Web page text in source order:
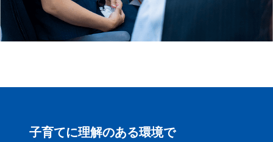
子育てに理解のある環境で